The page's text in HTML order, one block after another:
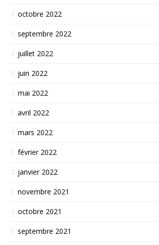
octobre 2022
septembre 2022
juillet 2022
juin 2022
mai 2022
avril 2022
mars 2022
février 2022
janvier 2022
novembre 2021
octobre 2021
septembre 2021